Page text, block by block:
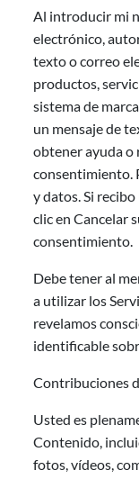
Al introducir mi
electrónico,
texto o correo
productos,
sistema de
un mensaje de
obtener ayuda o
consentimiento.
y datos. Si
clic en Cancelar
consentimiento.
Debe tener al
a utilizar los
revelamos
identificable
Contribuciones
Usted es
Contenido,
fotos, vídeos,